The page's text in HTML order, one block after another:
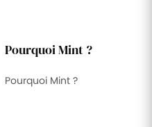
Pourquoi Mint ?
Pourquoi Mint ?